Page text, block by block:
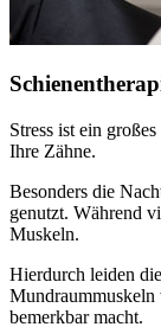
Stress ist ein
Ihre Zähne.
Besonders die
genutzt. Während
Muskeln.
Hierdurch leiden
Mundraummuskeln
bemerkbar macht.